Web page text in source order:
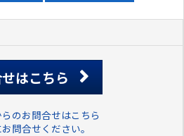
はこちら
のお問合せはこちら
問合せください。